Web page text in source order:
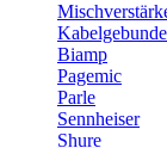
Biamp
Pagemic
Parle
Sennheiser
Shure